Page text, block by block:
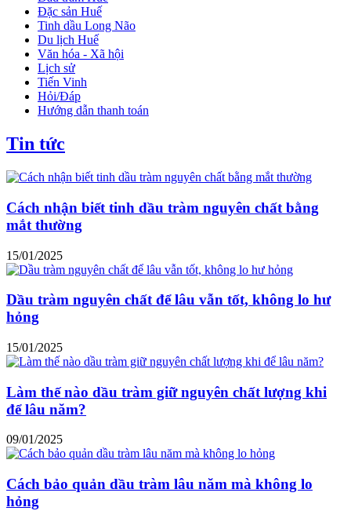
Đặc sản Huế
Tinh dầu Long Não
Du lịch Huế
Văn hóa - Xã hội
Lịch sử
Tiến Vinh
Hỏi/Đáp
Hướng dẫn thanh toán
Tin tức
Cách nhận biết tinh dầu tràm nguyên chất bằng
mắt thường
15/01/2025
Dầu tràm nguyên chất để lâu vẫn tốt, không lo hư
hỏng
15/01/2025
Làm thế nào dầu tràm giữ nguyên chất lượng khi
để lâu năm?
09/01/2025
Cách bảo quản dầu tràm lâu năm mà không lo
hỏng